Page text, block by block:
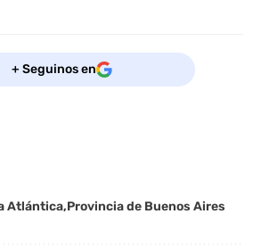
+ Seguinos en
Atlántica Provincia de Buenos Aires